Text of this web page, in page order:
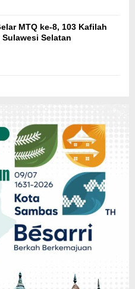
MTQ ke-8, 103 Kafilah
Selatan